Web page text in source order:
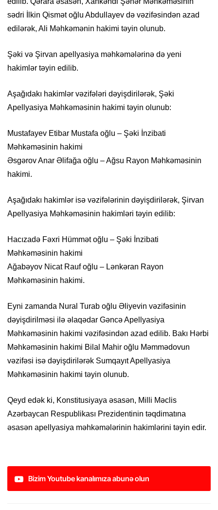
sədri İlkin Qismət oğlu Abdullayev də vəzifəsindən azad
edilərək, Ali Məhkəmənin hakimi təyin olunub.
Şəki və Şirvan apellyasiya məhkəmələrinə də yeni
hakimlər təyin edilib.
Aşağıdakı hakimlər vəzifələri dəyişdirilərək, Şəki
Apellyasiya Məhkəməsinin hakimi təyin olunub:
Mustafayev Etibar Mustafa oğlu – Şəki İnzibati
Məhkəməsinin hakimi
Əsgərov Anar Əlifağa oğlu – Ağsu Rayon Məhkəməsinin
hakimi.
Aşağıdakı hakimlər isə vəzifələrinin dəyişdirilərək, Şirvan
Apellyasiya Məhkəməsinin hakimləri təyin edilib:
Hacızadə Fəxri Hümmət oğlu – Şəki İnzibati
Məhkəməsinin hakimi
Ağabəyov Nicat Rauf oğlu – Lənkəran Rayon
Məhkəməsinin hakimi.
Eyni zamanda Nural Turab oğlu Əliyevin vəzifəsinin
dəyişdirilməsi ilə əlaqədar Gəncə Apellyasiya
Məhkəməsinin hakimi vəzifəsindən azad edilib. Bakı Hərbi
Məhkəməsinin hakimi Bilal Mahir oğlu Məmmədovun
vəzifəsi isə dəyişdirilərək Sumqayıt Apellyasiya
Məhkəməsinin hakimi təyin olunub.
Qeyd edək ki, Konstitusiyaya əsasən, Milli Məclis
Azərbaycan Respublikası Prezidentinin təqdimatına
əsasən apellyasiya məhkəmələrinin hakimlərini təyin edir.
Bizim Youtube kanalımıza abunə olun